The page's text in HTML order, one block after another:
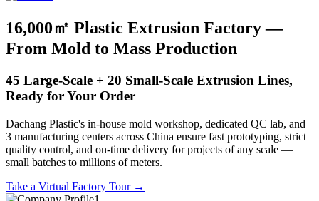
16,000㎡ Plastic Extrusion Factory —
From Mold to Mass Production
45 Large-Scale + 20 Small-Scale Extrusion Lines,
Ready for Your Order
Dachang Plastic's in-house mold workshop, dedicated QC lab, and
3 manufacturing centers across China ensure fast prototyping, strict
quality control, and on-time delivery for projects of any scale —
small batches to millions of meters.
Take a Virtual Factory Tour →